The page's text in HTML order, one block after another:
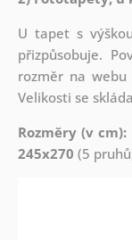
U tapet s
přizpůsobuje.
rozměr na
Velikosti se
Rozměry (v cm):
245x270 (5